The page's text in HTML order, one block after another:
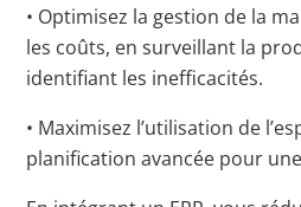
• Optimisez la gestion de la
les coûts, en surveillant la
identifiant les inefficacités.
• Maximisez l’utilisation de
planification avancée pour